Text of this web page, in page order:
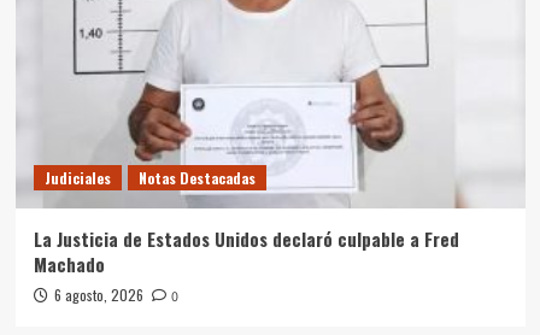
Judiciales Notas Destacadas
La Justicia de Estados Unidos declaró culpable a Fred
Machado
6 agosto, 2026 0